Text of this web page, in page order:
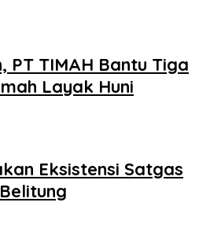
PT TIMAH Bantu Tiga
Layak Huni
Eksistensi Satgas